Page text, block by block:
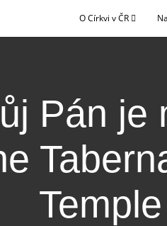
O Církvi v ČR
Pán je